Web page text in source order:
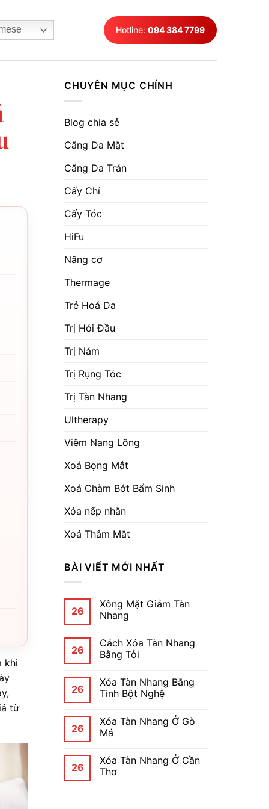
Hotline: 094 384 7799
khi
từ
CHUYÊN MỤC CHÍNH
Blog chia sẻ
Căng Da Mặt
Căng Da Trán
Cấy Chỉ
Cấy Tóc
HiFu
Nâng cơ
Thermage
Trẻ Hoá Da
Trị Hói Đầu
Trị Nám
Trị Rụng Tóc
Trị Tàn Nhang
Ultherapy
Viêm Nang Lông
Xoá Bọng Mắt
Xoá Chàm Bớt Bẩm Sinh
Xóa nếp nhăn
Xoá Thâm Mắt
BÀI VIẾT MỚI NHẤT
26
Xông Mặt Giảm Tàn
Nhang
26
Cách Xóa Tàn Nhang
Bằng Tỏi
26
Xóa Tàn Nhang Bằng
Tinh Bột Nghệ
26
Xóa Tàn Nhang Ở Gò
Má
26
Xóa Tàn Nhang Ở Cần
Thơ